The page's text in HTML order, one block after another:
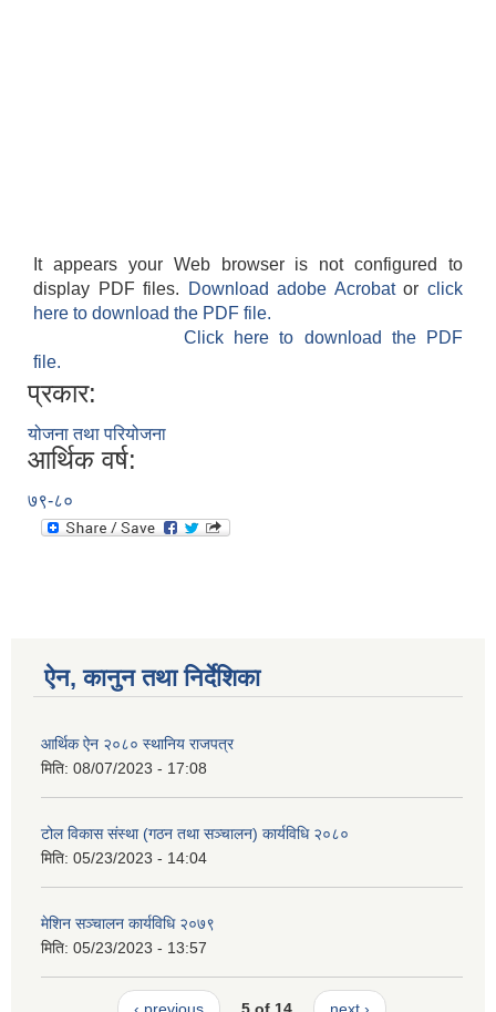
It appears your Web browser is not configured to
display PDF files.
Download adobe Acrobatorclick
here to download the PDF file.
Click here to download the PDF
file.
प्रकार:
योजना तथा परियोजना
आर्थिक वर्ष:
७९-८०
ऐन, कानुन तथा निर्देशिका
आर्थिक ऐन २०८० स्थानिय राजपत्र
मिति: 08/07/2023 - 17:08
टोल विकास संस्था (गठन तथा सञ्चालन) कार्यविधि २०८०
मिति: 05/23/2023 - 14:04
मेशिन सञ्चालन कार्यविधि २०७९
मिति: 05/23/2023 - 13:57
‹ previous 5 of 14 next ›